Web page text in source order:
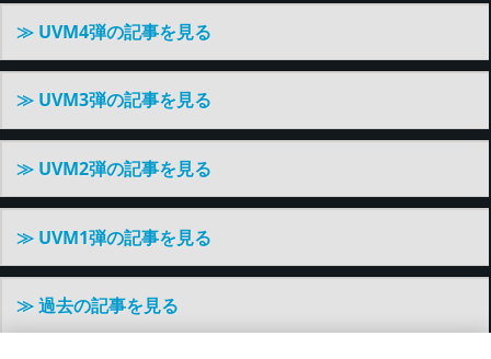
≫ UVM4弾の記事を見る
≫ UVM3弾の記事を見る
≫ UVM2弾の記事を見る
≫ UVM1弾の記事を見る
≫ 過去の記事を見る